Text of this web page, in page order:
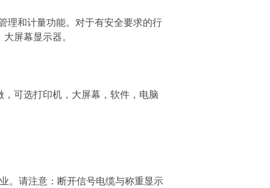
和计量功能。对于有安全要求的行
屏幕显示器。
可选打印机，大屏幕，软件，电脑
。请注意：断开信号电缆与称重显示